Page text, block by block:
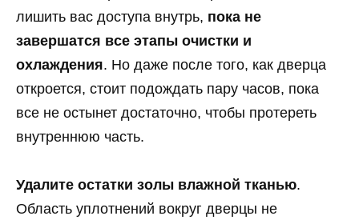
лишить вас доступа внутрь, пока не
завершатся все этапы очистки и
охлаждения. Но даже после того, как дверца
откроется, стоит подождать пару часов, пока
все не остынет достаточно, чтобы протереть
внутреннюю часть.
Удалите остатки золы влажной тканью.
Область уплотнений вокруг дверцы не